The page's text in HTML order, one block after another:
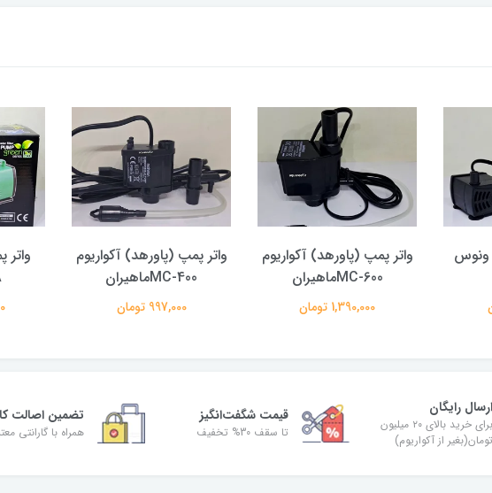
ونوس
واتر پمپ (پاورهد) آکواریوم
MC-600ماهیران
1,390,000 تومان
واتر پمپ (پاورهد) آکواریوم
MC-400ماهیران
997,000 تومان
واتر
ارسال رایگان
برای خرید بالای ۲۰ میلیون
تومان(بغیر از آکواریوم)
قیمت شگفت‌انگیز
تا سقف 30% تخفیف
تضمین اصالت
همراه با گارانتی